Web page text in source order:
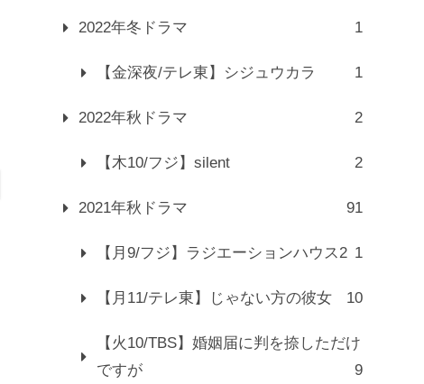
2022年冬ドラマ 1
【金深夜/テレ東】シジュウカラ 1
2022年秋ドラマ 2
【木10/フジ】silent 2
2021年秋ドラマ 91
【月9/フジ】ラジエーションハウス2 1
【月11/テレ東】じゃない方の彼女 10
【火10/TBS】婚姻届に判を捺しただけ
ですが
9